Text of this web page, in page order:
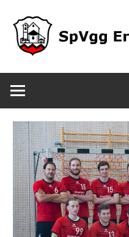
Inhalt
springen